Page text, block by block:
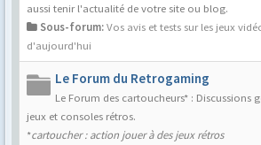
aussi tenir l'actualité de votre site ou blog.
Sous-forum:Vos avis et tests sur les jeux
d'aujourd'hui
Le Forum du Retrogaming
Le Forum des cartoucheurs* : Discussions
jeux et consoles rétros.
*cartoucher : action jouer à des jeux rétros